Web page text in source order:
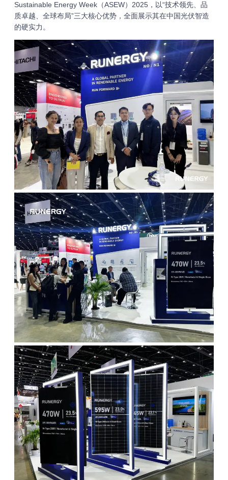
Sustainable Energy Week（ASEW）2025，以“技术领先、品
质卓越、全球布局”三大核心优势，全面展示其在中国光伏智造
的硬实力。